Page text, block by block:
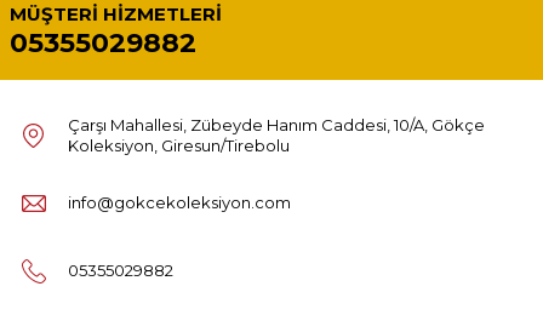
MÜŞTERI HIZMETLERI
05355029882
Çarşı Mahallesi, Zübeyde Hanım Caddesi, 10/A, Gökçe
Koleksiyon, Giresun/Tirebolu
info@gokcekoleksiyon.com
05355029882